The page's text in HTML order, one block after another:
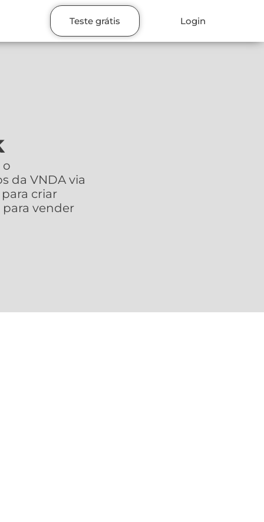
Teste grátis Login
o
da VNDA via
criar
para vender